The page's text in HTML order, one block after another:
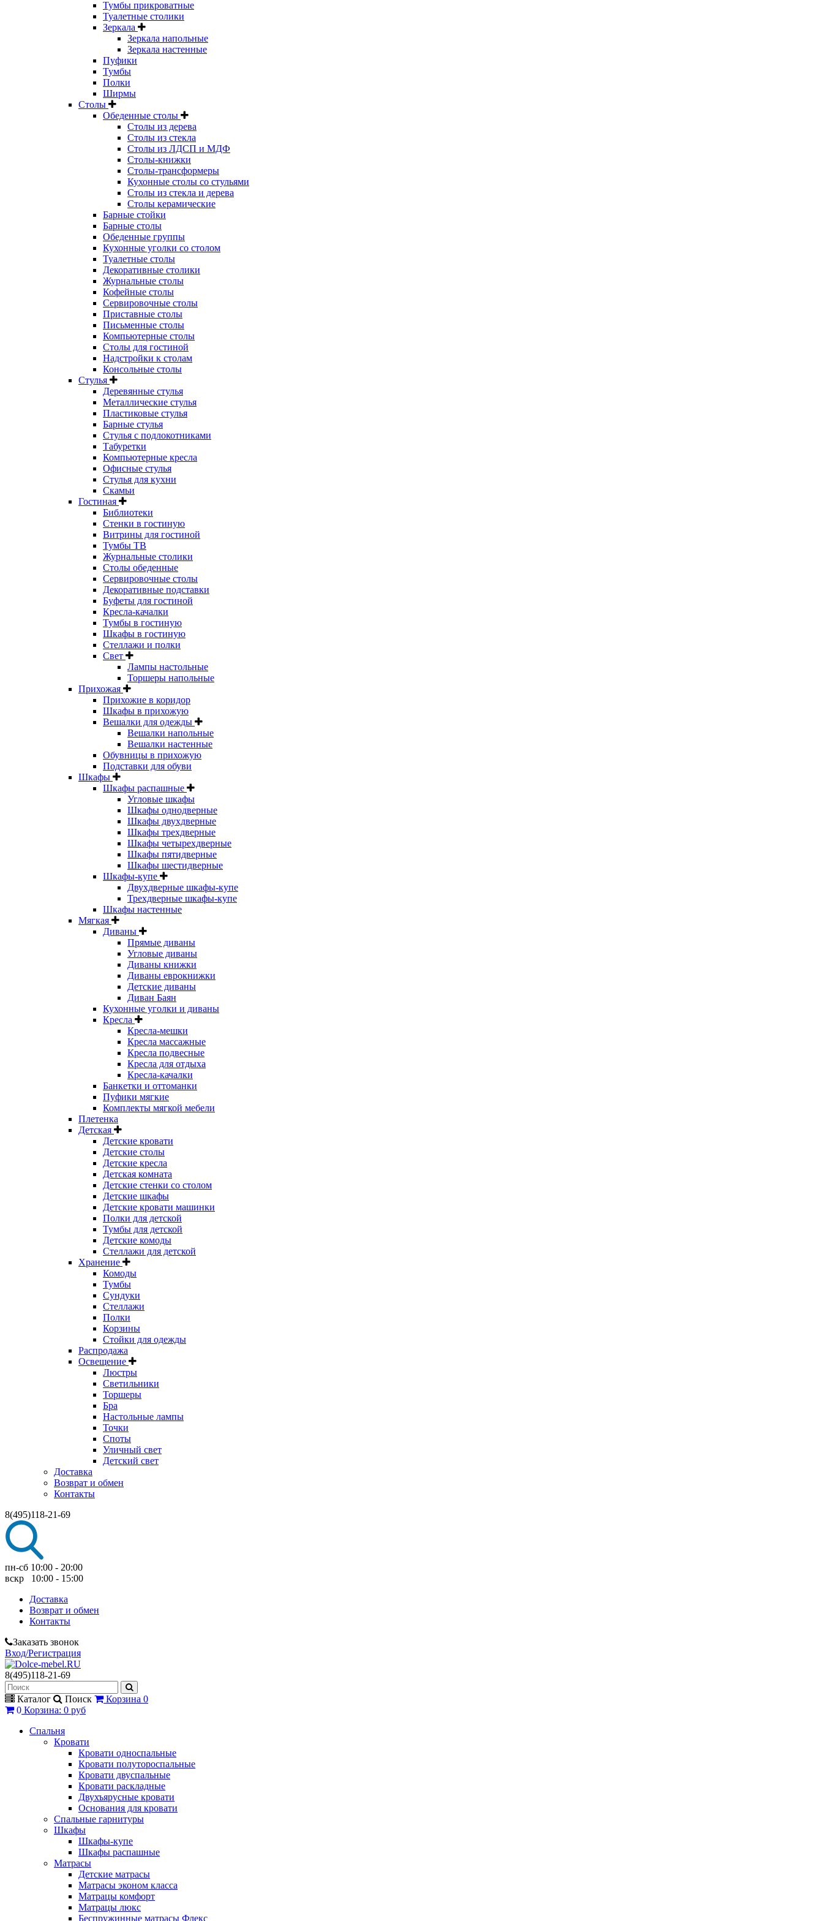
Тумбы прикроватные
Туалетные столики
Зеркала
Зеркала напольные
Зеркала настенные
Пуфики
Тумбы
Полки
Ширмы
Столы
Обеденные столы
Столы из дерева
Столы из стекла
Столы из ЛДСП и МДФ
Столы-книжки
Столы-трансформеры
Кухонные столы со стульями
Столы из стекла и дерева
Столы керамические
Барные стойки
Барные столы
Обеденные группы
Кухонные уголки со столом
Туалетные столы
Декоративные столики
Журнальные столы
Кофейные столы
Сервировочные столы
Приставные столы
Письменные столы
Компьютерные столы
Столы для гостиной
Надстройки к столам
Консольные столы
Стулья
Деревянные стулья
Металлические стулья
Пластиковые стулья
Барные стулья
Стулья с подлокотниками
Табуретки
Компьютерные кресла
Офисные стулья
Стулья для кухни
Скамьи
Гостиная
Библиотеки
Стенки в гостиную
Витрины для гостиной
Тумбы ТВ
Журнальные столики
Столы обеденные
Сервировочные столы
Декоративные подставки
Буфеты для гостиной
Кресла-качалки
Тумбы в гостиную
Шкафы в гостиную
Стеллажи и полки
Свет
Лампы настольные
Торшеры напольные
Прихожая
Прихожие в коридор
Шкафы в прихожую
Вешалки для одежды
Вешалки напольные
Вешалки настенные
Обувницы в прихожую
Подставки для обуви
Шкафы
Шкафы распашные
Угловые шкафы
Шкафы однодверные
Шкафы двухдверные
Шкафы трехдверные
Шкафы четырехдверные
Шкафы пятидверные
Шкафы шестидверные
Шкафы-купе
Двухдверные шкафы-купе
Трехдверные шкафы-купе
Шкафы настенные
Мягкая
Диваны
Прямые диваны
Угловые диваны
Диваны книжки
Диваны еврокнижки
Детские диваны
Диван Баян
Кухонные уголки и диваны
Кресла
Кресла-мешки
Кресла массажные
Кресла подвесные
Кресла для отдыха
Кресла-качалки
Банкетки и оттоманки
Пуфики мягкие
Комплекты мягкой мебели
Плетенка
Детская
Детские кровати
Детские столы
Детские кресла
Детская комната
Детские стенки со столом
Детские шкафы
Детские кровати машинки
Полки для детской
Тумбы для детской
Детские комоды
Стеллажи для детской
Хранение
Комоды
Тумбы
Сундуки
Стеллажи
Полки
Корзины
Стойки для одежды
Распродажа
Освещение
Люстры
Светильники
Торшеры
Бра
Настольные лампы
Точки
Споты
Уличный свет
Детский свет
Доставка
Возврат и обмен
Контакты
8(495)118-21-69
пн-сб 10:00 - 20:00
вскр 10:00 - 15:00
Доставка
Возврат и обмен
Контакты
Заказать звонок
Вход/Регистрация
8(495)118-21-69
Каталог Поиск Корзина 0
0 Корзина: 0 руб
Спальня
Кровати
Кровати односпальные
Кровати полутороспальные
Кровати двуспальные
Кровати раскладные
Двухъярусные кровати
Основания для кровати
Спальные гарнитуры
Шкафы
Шкафы-купе
Шкафы распашные
Матрасы
Детские матрасы
Матрасы эконом класса
Матрацы комфорт
Матрацы люкс
Беспружинные матрасы Флекс